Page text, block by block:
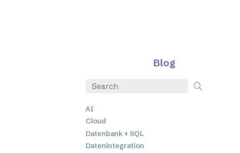
Blog
AI
Cloud
Datenbank + SQL
Datenintegration